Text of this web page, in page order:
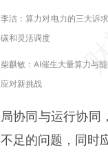
李洁：算力对电力的三大诉
碳和灵活调度
柴麒敏：AI催生大量算力与
应对新挑战
局协同与运行协同
不足的问题，同时